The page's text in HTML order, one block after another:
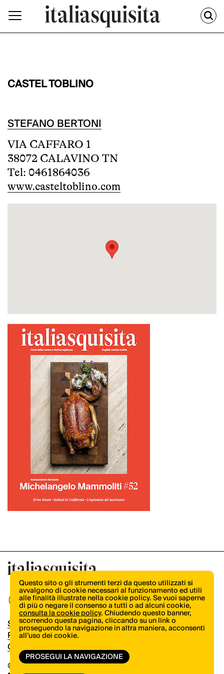
CASTEL TOBLINO
STEFANO BERTONI
VIA CAFFARO 1
38072 CALAVINO TN
Tel: 0461864036
www.casteltoblino.com
© Copyright 2026.Vertical.it
Shop
Pubblicità
Contatti
Questo sito o gli strumenti terzi da questo utilizzati si
avvalgono di cookie necessari al funzionamento ed utili
alle finalità illustrate nella cookie policy. Se vuoi saperne
di più o negare il consenso a tutti o ad alcuni cookie,
consulta la cookie policy. Chiudendo questo banner,
scorrendo questa pagina, cliccando su un link o
proseguendo la navigazione in altra maniera, acconsenti
all’uso dei cookie.
PROSEGUI LA NAVIGAZIONE